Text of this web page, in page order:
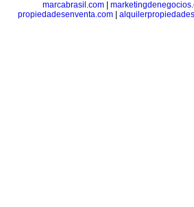
marcabrasil.com
propiedadesenventa.com